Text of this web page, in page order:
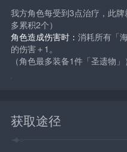
我方角色每受到3点治疗，此
多累积2个）
角色造成伤害时：消耗所有「
的伤害＋1。
（角色最多装备1件「圣遗物」）
获取途径